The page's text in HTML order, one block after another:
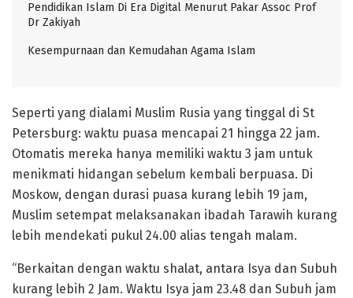
Pendidikan Islam Di Era Digital Menurut Pakar Assoc Prof
Dr Zakiyah
Kesempurnaan dan Kemudahan Agama Islam
Seperti yang dialami Muslim Rusia yang tinggal di St
Petersburg: waktu puasa mencapai 21 hingga 22 jam.
Otomatis mereka hanya memiliki waktu 3 jam untuk
menikmati hidangan sebelum kembali berpuasa. Di
Moskow, dengan durasi puasa kurang lebih 19 jam,
Muslim setempat melaksanakan ibadah Tarawih kurang
lebih mendekati pukul 24.00 alias tengah malam.
“Berkaitan dengan waktu shalat, antara Isya dan Subuh
kurang lebih 2 Jam. Waktu Isya jam 23.48 dan Subuh jam